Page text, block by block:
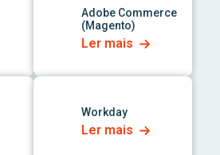
Adobe Commerce
(Magento)
Ler mais
link para o aplicativo
Workday
Ler mais